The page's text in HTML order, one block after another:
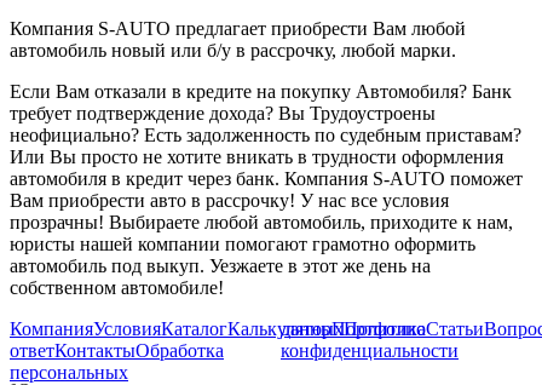
Компания S-AUTO предлагает приобрести Вам любой
автомобиль новый или б/у в рассрочку, любой марки.
Если Вам отказали в кредите на покупку Автомобиля? Банк
требует подтверждение дохода? Вы Трудоустроены
неофициально? Есть задолженность по судебным приставам?
Или Вы просто не хотите вникать в трудности оформления
автомобиля в кредит через банк. Компания S-AUTO поможет
Вам приобрести авто в рассрочку! У нас все условия
прозрачны! Выбираете любой автомобиль, приходите к нам,
юристы нашей компании помогают грамотно оформить
автомобиль под выкуп. Уезжаете в этот же день на
собственном автомобиле!
КомпанияУсловияКаталогКалькуляторПортфолиоСтатьи
ответКонтактыОбработка
персональных
данныхПолитика
конфиденциальности